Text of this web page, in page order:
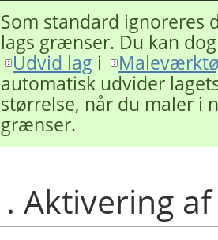
Som standard ignoreres
lags grænser. Du kan
Udvid lag i
automatisk udvider
størrelse, når du maler i
grænser.
Aktivering